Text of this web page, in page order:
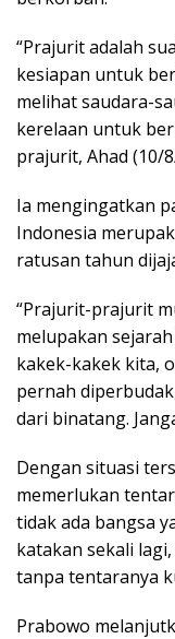
“Prajurit adalah
kesiapan untuk
melihat saudara-
kerelaan untuk
prajurit, Ahad (10/
Ia mengingatkan
Indonesia
ratusan tahun
“Prajurit-prajurit
melupakan
kakek-kakek kita,
pernah
dari binatang.
Dengan situasi
memerlukan
tidak ada bangsa
katakan sekali
tanpa tentaranya
Prabowo